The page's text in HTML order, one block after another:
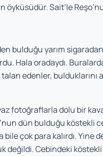
öyküsüdür. Sait’le
bulduğu yarım
Hala oradaydı.
edenler, bulduklarını
fotoğraflarla dolu bir
dün bulduğu köstekli
çok para kalırdı. Yine
Cebindeki köstekli